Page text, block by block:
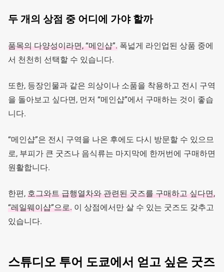
두 개의 상점 중 어디에 가야 할까
품목의 다양성이라면, “메인샵”. 폭넓게 라인업된 상품 중에
서 천천히 선택할 수 있습니다.
또한, 등장인물과 같은 의상이나 소품을 착용하고 전시 구역
을 돌아보고 싶다면, 먼저 “메인샵”에서 구매하는 것이 좋습
니다.
“메인샵”은 전시 구역을 나온 후에도 다시 방문할 수 있으므
로, 부피가 큰 굿즈나 음식류는 마지막에 한꺼번에 구매하면
원활합니다.
한편, 호그와트 급행열차와 관련된 굿즈를 구매하고 싶다면,
“레일웨이샵”으로. 이 상점에서만 살 수 있는 굿즈도 갖추고
있습니다.
스튜디오 투어 도쿄에서 얻고 싶은 굿즈